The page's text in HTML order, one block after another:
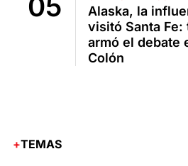
Alaska, la
visitó Santa
armó el debate
Colón
TEMAS